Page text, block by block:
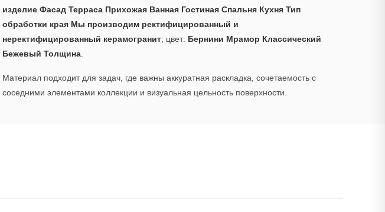
изделие Фасад Терраса Прихожая Ванная Гостиная Спальня Кухня Тип
обработки края Мы производим ректифицированный и
неректифицированный керамогранит; цвет: Бернини Мрамор Классический
Бежевый Толщина
Материал подходит для задач, где важны аккуратная раскладка, сочетаемость с
соседними элементами коллекции и визуальная цельность поверхности.